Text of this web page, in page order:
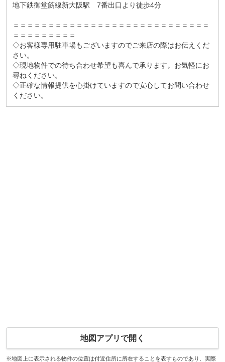
地下鉄御堂筋線新大阪駅 7番出口より徒歩4分
＝＝＝＝＝＝＝＝＝＝＝＝＝＝＝＝＝＝＝＝＝＝＝＝＝＝＝＝
＝＝＝＝＝＝＝＝＝
◇お客様専用駐車場もございますのでご来店の際はお伝えくだ
さい。
◇現地物件での待ち合わせ希望も喜んで承ります。お気軽にお
尋ねください。
◇正確な情報提供を心掛けていますので安心してお問い合わせ
ください。
地図アプリで開く
※地図上に表示される物件の位置は付近住所に所在することを表すものであり、実際